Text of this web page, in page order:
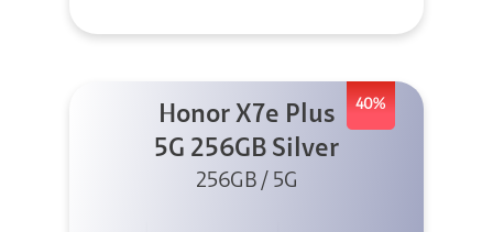
40%
Honor X7e Plus
5G 256GB Silver
256GB / 5G